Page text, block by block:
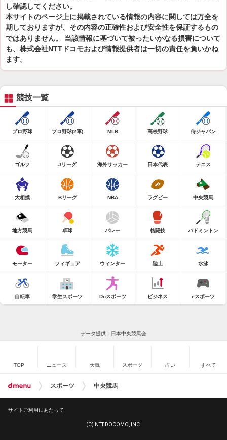
し確認してください。
本サイトのページ上に掲載されている情報の内容に関しては万全を
期しておりますが、その内容の正確性および安全性を保証するもの
ではありません。 当該情報に基づいて被ったいかなる損害について
も、株式会社NTTドコモおよび情報提供者は一切の責任を負いかね
ます。
競技一覧
プロ野球 プロ野球(2軍) MLB 高校野球 侍ジャパン
ゴルフ Jリーグ 海外サッカー 日本代表 テニス
大相撲 Bリーグ NBA ラグビー 中央競馬
地方競馬 卓球 バレー 格闘技 バドミントン
モーター フィギュア ウィンター 陸上 水泳
自転車 学生スポーツ Doスポーツ ビジネス eスポーツ
データ提供：日本中央競馬会
TOP ニュース 天気 スポーツ 占い すべて
スポーツ 中央競馬
サイトご利用にあたって
(C) NTT DOCOMO, INC.